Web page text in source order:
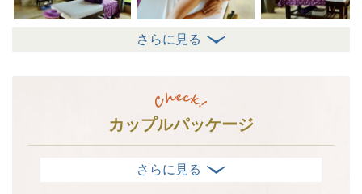
カップルパッケージ